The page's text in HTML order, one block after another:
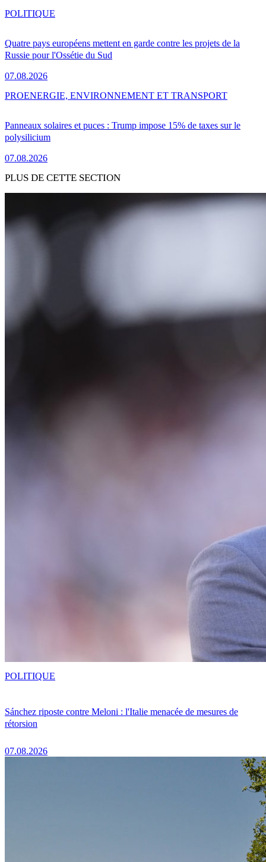
Quatre pays européens mettent en garde contre les projets de la
Russie pour l'Ossétie du Sud
07.08.2026
POLITIQUE
Panneaux solaires et puces : Trump impose 15% de taxes sur le
polysilicium
07.08.2026
PROENERGIE, ENVIRONNEMENT ET TRANSPORT
PLUS DE CETTE SECTION
Sánchez riposte contre Meloni : l'Italie menacée de mesures de
rétorsion
07.08.2026
POLITIQUE